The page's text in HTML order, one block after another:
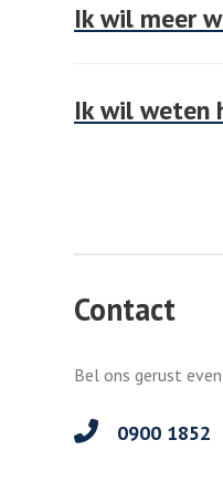
Ik wil meer
Ik wil weten
Contact
Bel ons gerust
0900 1852